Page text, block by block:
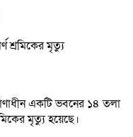
একটি ভবনের ১৪ তলা
মৃত্যু হয়েছে।